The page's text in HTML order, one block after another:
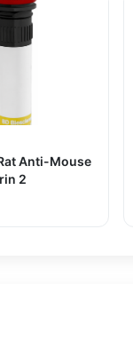
Anti-Mouse
2